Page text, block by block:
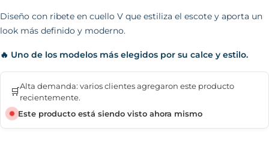
venta
Diseño con ribete en cuello V que estiliza el escote y aporta un
look más definido y moderno.
🔥 Uno de los modelos más elegidos por su calce y estilo.
🛒Alta demanda: varios clientes agregaron este producto
recientemente.
Este producto está siendo visto ahora mismo